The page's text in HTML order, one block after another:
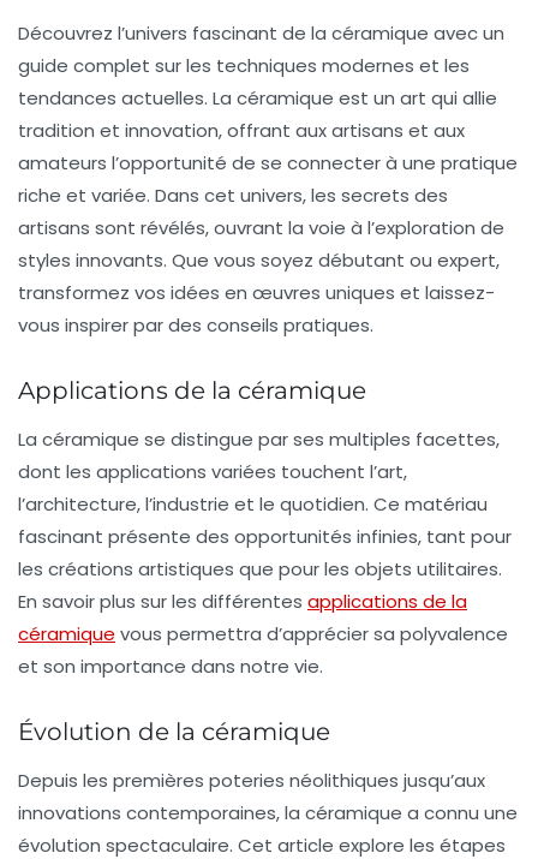
Découvrez l’univers fascinant de la céramique avec un
guide complet sur les techniques modernes et les
tendances actuelles. La céramique est un art qui allie
tradition et innovation, offrant aux artisans et aux
amateurs l’opportunité de se connecter à une pratique
riche et variée. Dans cet univers, les secrets des
artisans sont révélés, ouvrant la voie à l’exploration de
styles innovants. Que vous soyez débutant ou expert,
transformez vos idées en œuvres uniques et laissez-
vous inspirer par des conseils pratiques.
Applications de la céramique
La céramique se distingue par ses multiples facettes,
dont les applications variées touchent l’art,
l’architecture, l’industrie et le quotidien. Ce matériau
fascinant présente des opportunités infinies, tant pour
les créations artistiques que pour les objets utilitaires.
En savoir plus sur les différentes applications de la
céramique vous permettra d’apprécier sa polyvalence
et son importance dans notre vie.
Évolution de la céramique
Depuis les premières poteries néolithiques jusqu’aux
innovations contemporaines, la céramique a connu une
évolution spectaculaire. Cet article explore les étapes